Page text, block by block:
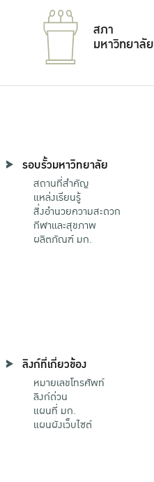
สภา
มหาวิทยาลัย
รอบรั้วมหาวิทยาลัย
สถานที่สำคัญ
แหล่งเรียนรู้
สิ่งอำนวยความสะดวก
กีฬาและสุขภาพ
ผลิตภัณฑ์ มก.
ลิงก์ที่เกี่ยวข้อง
หมายเลขโทรศัพท์
ลิงก์ด่วน
แผนที่ มก.
แผนผังเว็บไซต์